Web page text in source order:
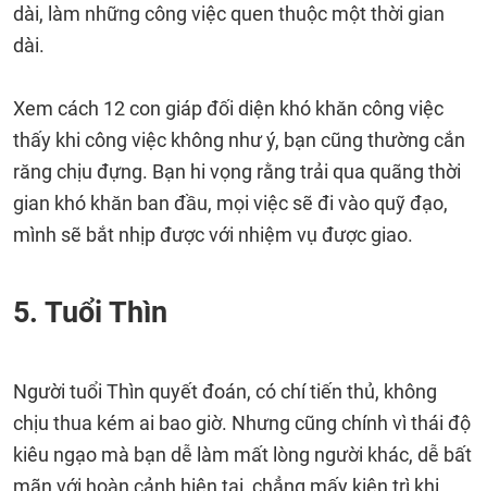
dài, làm những công việc quen thuộc một thời gian
dài.
Xem cách 12 con giáp đối diện khó khăn công việc
thấy khi công việc không như ý, bạn cũng thường cắn
răng chịu đựng. Bạn hi vọng rằng trải qua quãng thời
gian khó khăn ban đầu, mọi việc sẽ đi vào quỹ đạo,
mình sẽ bắt nhịp được với nhiệm vụ được giao.
5. Tuổi Thìn
Người tuổi Thìn quyết đoán, có chí tiến thủ, không
chịu thua kém ai bao giờ. Nhưng cũng chính vì thái độ
kiêu ngạo mà bạn dễ làm mất lòng người khác, dễ bất
mãn với hoàn cảnh hiện tại, chẳng mấy kiên trì khi